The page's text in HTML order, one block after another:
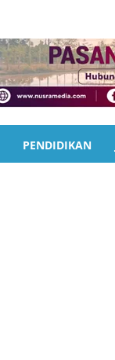
PENDIDIKAN